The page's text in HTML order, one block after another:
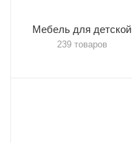
Мебель для детской
239 товаров